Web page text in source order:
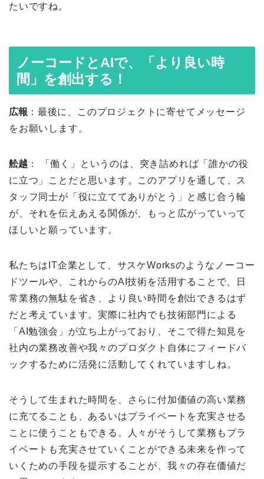
たいですね。
ノーコードとAIで、「より良い時
間」を創出する！
広報 ：最後に、このプロジェクトに寄せてメッセージ
をお願いします。
舩越 ： 「働く」というのは、突き詰めれば「誰かの役
に立つ」ことだと思います。このアプリを通して、ス
タッフ同士が「役に立ててありがとう」と感じ合う輪
が、それを伝えあえる関係が、もっと広がっていって
ほしいと願っています。
私たちはIT企業として、サスケWorksのようなノーコー
ドツールや、これからのAI技術を活用することで、日
常業務の無駄を省き、より良い時間を創出できるはず
だと考えています。実際に社内でも技術部門による
「AI勉強会」が立ち上がっており、そこで得た知見を
社内の業務改善や我々のプロダクト自体にフィードバ
ックするために活発に活動してくれていますしね。
そうして生まれた時間を、さらに付加価値の高い業務
に充てることも、あるいはプライベートを充実させる
ことに使うこともできる。人々がそうして業務もプラ
イベートも充実させていくことができる未来を作って
いくための手段を提示することが、我々の存在価値だ